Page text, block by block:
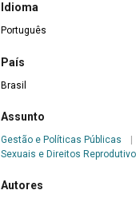
Idioma
Português
País
Brasil
Assunto
Gestão e Políticas Públicas
Sexuais e Direitos
Autores